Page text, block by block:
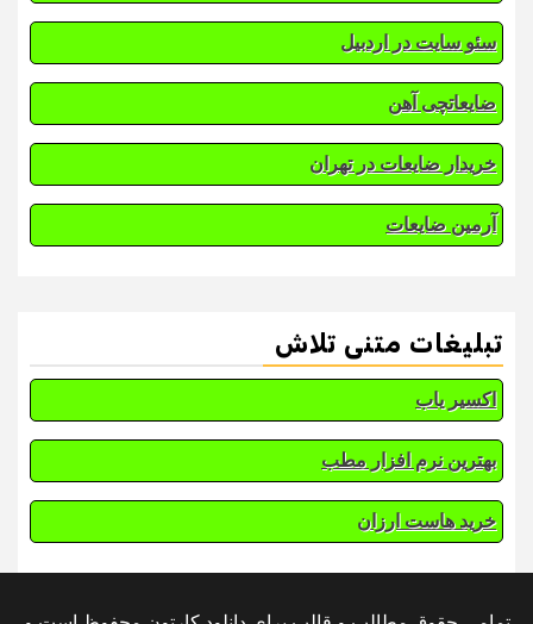
سئو سایت در اردبیل
ضایعاتچی آهن
خریدار ضایعات در تهران
آرمین ضایعات
تبلیغات متنی تلاش
اکسیر یاب
بهترین نرم افزار مطب
خرید هاست ارزان